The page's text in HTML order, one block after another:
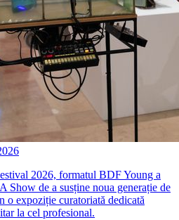
2026, formatul BDF Young a
de a susține noua generație de
o expoziție curatoriată dedicată
la cel profesional.